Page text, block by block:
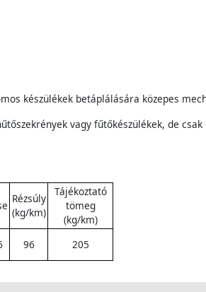
készülékek betáplálására közepes
vagy fűtőkészülékek, de
Rézsúly
(kg/km)
Tájékoztató
tömeg
(kg/km)
96 205